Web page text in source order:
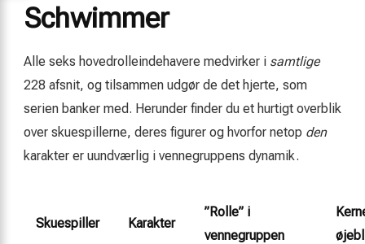
Schwimmer
Alle seks hovedrolleindehavere medvirker i samtlige
228 afsnit, og tilsammen udgør de det hjerte, som
serien banker med. Herunder finder du et hurtigt overblik
over skuespillerne, deres figurer og hvorfor netop den
karakter er uundværlig i vennegruppens dynamik.
Skuespiller Karakter
”Rolle” i
vennegruppen